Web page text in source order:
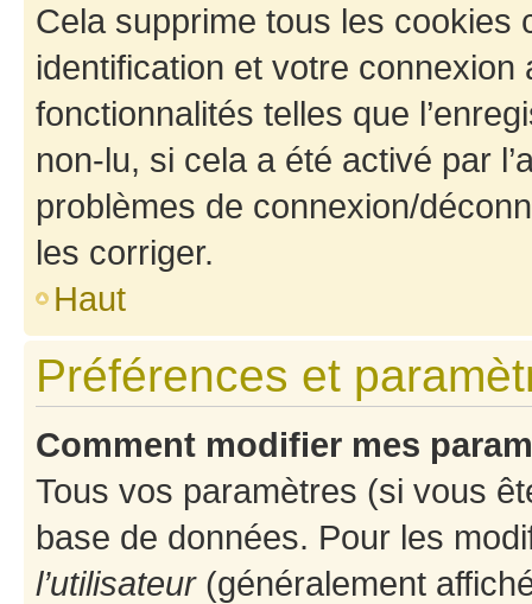
Cela supprime tous les cookies
identification et votre
fonctionnalités telles que
non-lu, si cela a été activé par
problèmes de connexion/
les corriger.
Haut
Préférences et
Comment modifier mes
Tous vos paramètres (si vous
base de données. Pour les
l’utilisateur(généralement